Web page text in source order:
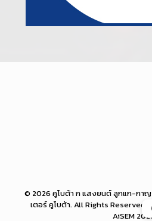
© 2026 คูโบต้า ก แสงยนต์ ลูกแก-กาญ
เตอร์ คูโบต้า. All Rights Reserved.
AiSEM